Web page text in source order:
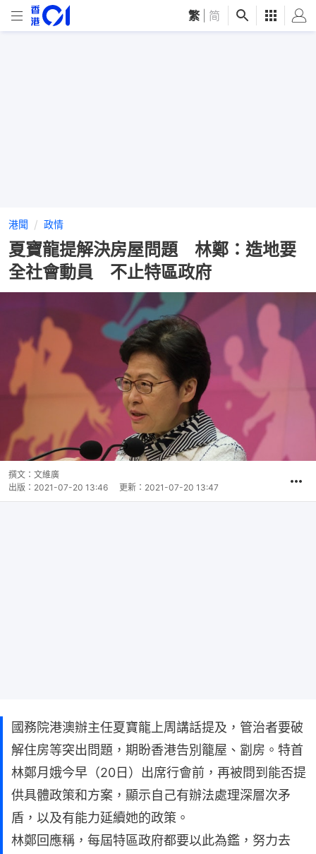
繁 简
港聞 政情
夏寶龍提解決房屋問題 林鄭：造地要
全社會動員 不止特區政府
撰文： 文維廣
出版： 2021-07-20 13:46 更新： 2021-07-20 13:47
國務院港澳辦主任夏寶龍上周講話提及，管治者要破
解住房等突出問題，期盼香港告別籠屋、劏房。特首
林鄭月娥今早（20日）出席行會前，再被問到能否提
供具體政策和方案，顯示自己有辦法處理深層次矛
盾，以及有能力延續她的政策。
林鄭回應稱，每屆特區政府都要以此為鑑，努力去